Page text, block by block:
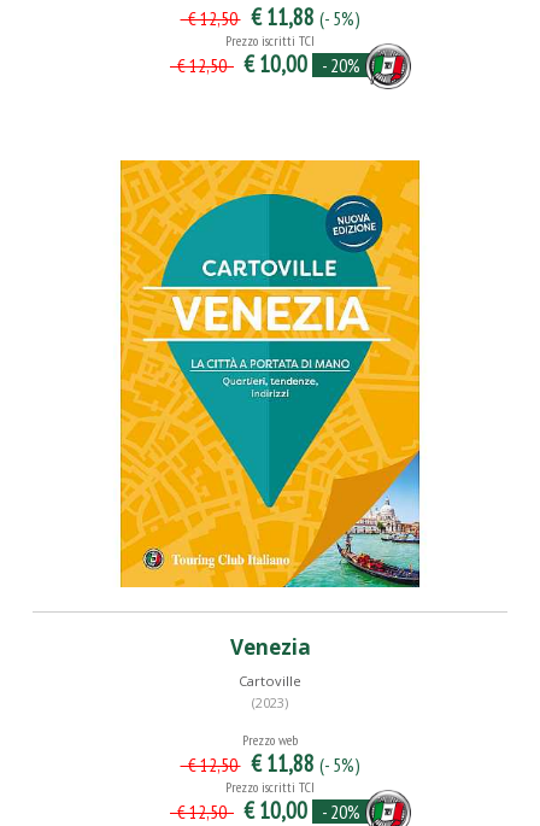
€ 12,50 € 11,88 (- 5%)
Prezzo iscritti TCI
€ 12,50 € 10,00 - 20%
Venezia
Cartoville
(2023)
Prezzo web
€ 12,50 € 11,88 (- 5%)
Prezzo iscritti TCI
€ 12,50 € 10,00 - 20%